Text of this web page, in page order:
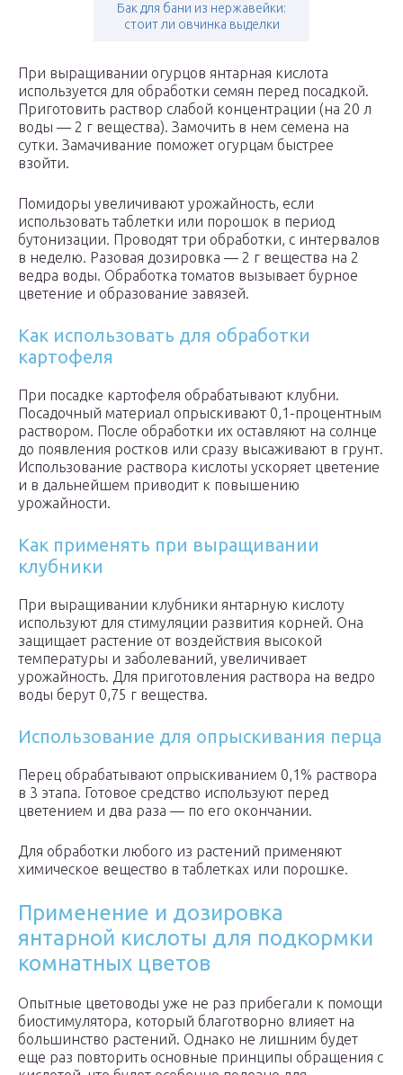
Бак для бани из нержавейки:
стоит ли овчинка выделки
При выращивании огурцов янтарная кислота
используется для обработки семян перед посадкой.
Приготовить раствор слабой концентрации (на 20 л
воды — 2 г вещества). Замочить в нем семена на
сутки. Замачивание поможет огурцам быстрее
взойти.
Помидоры увеличивают урожайность, если
использовать таблетки или порошок в период
бутонизации. Проводят три обработки, с интервалов
в неделю. Разовая дозировка — 2 г вещества на 2
ведра воды. Обработка томатов вызывает бурное
цветение и образование завязей.
Как использовать для обработки
картофеля
При посадке картофеля обрабатывают клубни.
Посадочный материал опрыскивают 0,1-процентным
раствором. После обработки их оставляют на солнце
до появления ростков или сразу высаживают в грунт.
Использование раствора кислоты ускоряет цветение
и в дальнейшем приводит к повышению
урожайности.
Как применять при выращивании
клубники
При выращивании клубники янтарную кислоту
используют для стимуляции развития корней. Она
защищает растение от воздействия высокой
температуры и заболеваний, увеличивает
урожайность. Для приготовления раствора на ведро
воды берут 0,75 г вещества.
Использование для опрыскивания перца
Перец обрабатывают опрыскиванием 0,1% раствора
в 3 этапа. Готовое средство используют перед
цветением и два раза — по его окончании.
Для обработки любого из растений применяют
химическое вещество в таблетках или порошке.
Применение и дозировка
янтарной кислоты для подкормки
комнатных цветов
Опытные цветоводы уже не раз прибегали к помощи
биостимулятора, который благотворно влияет на
большинство растений. Однако не лишним будет
еще раз повторить основные принципы обращения с